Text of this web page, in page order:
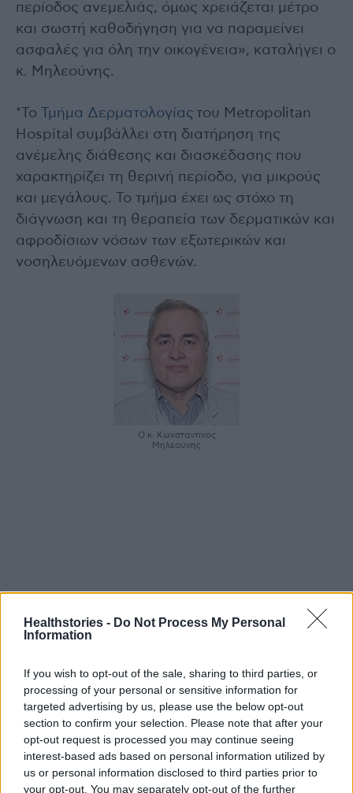
Healthstories - Do Not Process My Personal
Information
If you wish to opt-out of the sale, sharing to third parties, or
processing of your personal or sensitive information for
targeted advertising by us, please use the below opt-out
section to confirm your selection. Please note that after your
opt-out request is processed you may continue seeing
interest-based ads based on personal information utilized by
us or personal information disclosed to third parties prior to
your opt-out. You may separately opt-out of the further
περίοδος ανεμελιάς, όμως χρειάζεται μέτρο
και σωστή καθοδήγηση για να παραμείνει
ασφαλές για όλη την οικογένεια», καταλήγει ο
κ. Μηλεούνης.
*Το Τμήμα Δερματολογίας του Metropolitan
Hospital συμβάλλει στη διατήρηση της
ανέμελης διάθεσης και διασκέδασης που
χαρακτηρίζει τη θερινή περίοδο, για μικρούς
και μεγάλους. Το τμήμα έχει ως στόχο τη
διάγνωση και τη θεραπεία των δερματικών και
αφροδίσιων νόσων των εξωτερικών και
νοσηλευόμενων ασθενών.
Ο κ. Κωνσταντίνος
Μηλεούνης
Photo Shutterstock
Διαβάστε επίσης
ΥΓΕΙΑ-ΜΗΤΕΡΑ: Καινοτομίες στα κτίρια των
νοσοκομείων και θεματικό πάρκο – Η νέα